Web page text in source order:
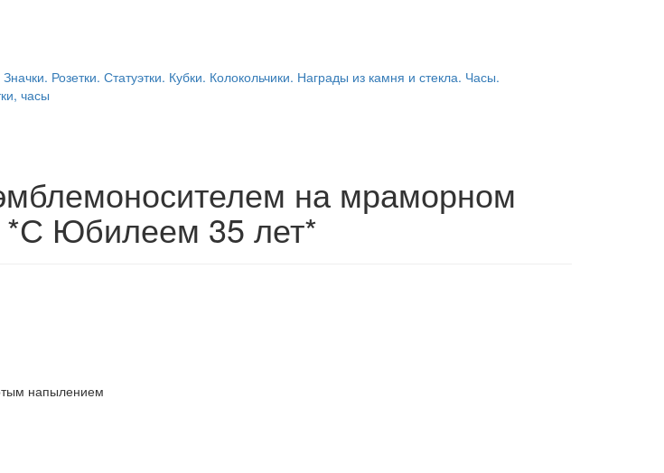
Розетки. Статуэтки. Кубки. Колокольчики. Награды из камня и стекла. Часы.
часы
на мраморном
*С Юбилеем 35 лет*
напылением